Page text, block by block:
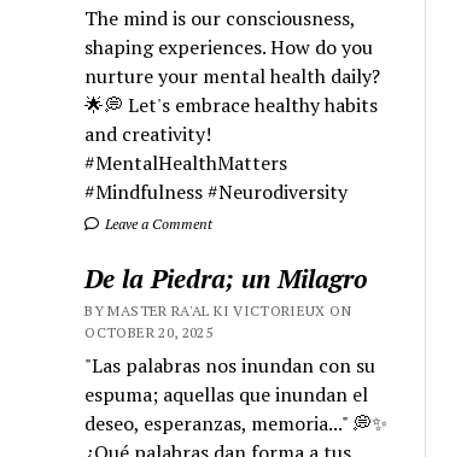
The mind is our consciousness,
shaping experiences. How do you
nurture your mental health daily?
🌟💭 Let's embrace healthy habits
and creativity!
#MentalHealthMatters
#Mindfulness #Neurodiversity
Leave a Comment
De la Piedra; un Milagro
BY MASTER RA'AL KI VICTORIEUX ON
OCTOBER 20, 2025
"Las palabras nos inundan con su
espuma; aquellas que inundan el
deseo, esperanzas, memoria..." 💭✨